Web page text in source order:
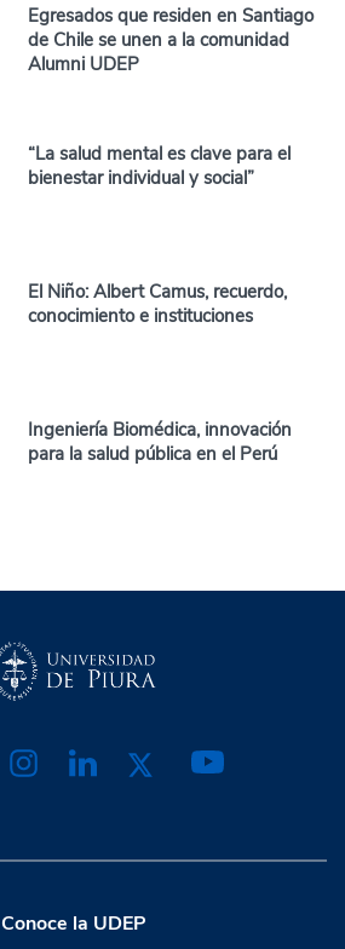
Egresados que residen en Santiago
de Chile se unen a la comunidad
Alumni UDEP
“La salud mental es clave para el
bienestar individual y social”
El Niño: Albert Camus, recuerdo,
conocimiento e instituciones
Ingeniería Biomédica, innovación
para la salud pública en el Perú
Conoce la UDEP